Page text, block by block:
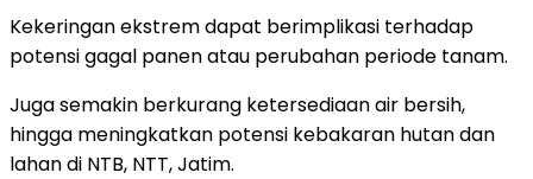
Kekeringan ekstrem dapat berimplikasi terhadap
potensi gagal panen atau perubahan periode tanam.
Juga semakin berkurang ketersediaan air bersih,
hingga meningkatkan potensi kebakaran hutan dan
lahan di NTB, NTT, Jatim.